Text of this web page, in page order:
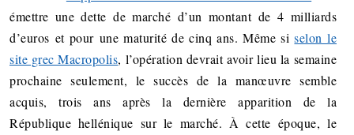
émettre une dette de marché d’un montant de 4 milliards
d’euros et pour une maturité de cinq ans. Même siselon le
site grec Macropolis, l’opération devrait avoir lieu la semaine
prochaine seulement, le succès de la manœuvre semble
acquis, trois ans après la dernière apparition de la
République hellénique sur le marché. À cette époque, le